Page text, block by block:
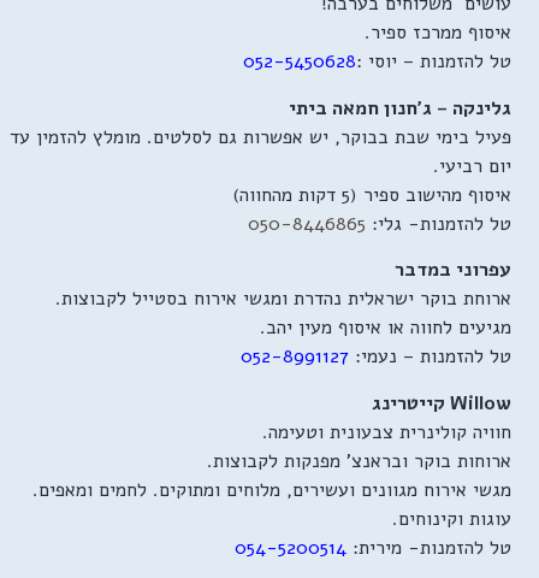
איסוף ממרכז ספיר.
טל להזמנות – יוסי :052-5450628
גלינקה – ג'חנון חמאה ביתי
פעיל בימי שבת בבוקר, יש אפשרות גם לסלטים. מומלץ להזמין עד
יום רביעי.
איסוף מהישוב ספיר (5 דקות מהחווה)
טל להזמנות- גלי: 050-8446865
עפרוני במדבר
ארוחת בוקר ישראלית נהדרת ומגשי אירוח בסטייל לקבוצות.
מגיעים לחווה או איסוף מעין יהב.
טל להזמנות – נעמי: 052-8991127
Willow קייטרינג
חוויה קולינרית צבעונית וטעימה.
ארוחות בוקר ובראנצ' מפנקות לקבוצות.
מגשי אירוח מגוונים ועשירים, מלוחים ומתוקים. לחמים ומאפים.
עוגות וקינוחים.
טל להזמנות- מירית: 054-5200514